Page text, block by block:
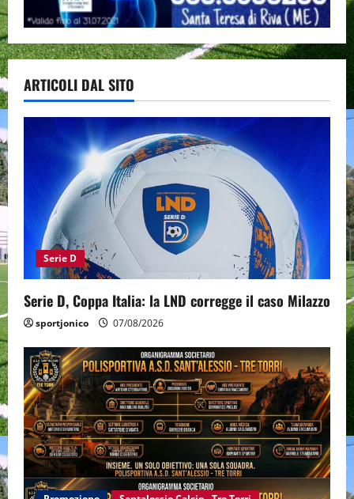
ARTICOLI DAL SITO
Serie D
Serie D, Coppa Italia: la LND corregge il caso Milazzo
sportjonico 07/08/2026